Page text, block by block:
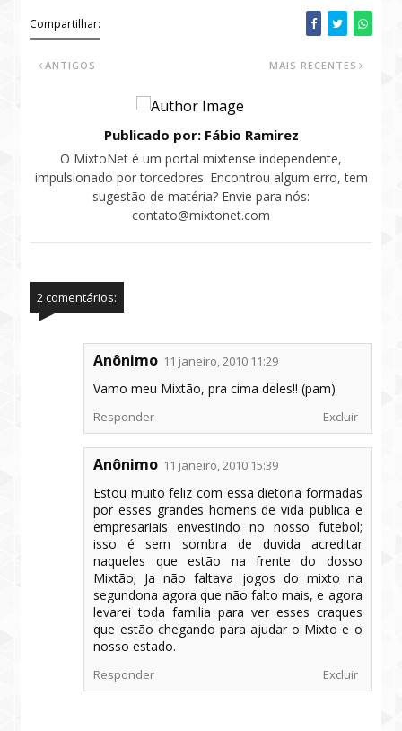
Compartilhar:
MAIS RECENTES
ANTIGOS
Publicado por: Fábio Ramirez
O MixtoNet é um portal mixtense independente,
impulsionado por torcedores. Encontrou algum erro, tem
sugestão de matéria? Envie para nós:
contato@mixtonet.com
2 comentários:
Anônimo 11 janeiro, 2010 11:29
Vamo meu Mixtão, pra cima deles!! (pam)
Responder Excluir
Anônimo 11 janeiro, 2010 15:39
Estou muito feliz com essa dietoria formadas
por esses grandes homens de vida publica e
empresariais envestindo no nosso futebol;
isso é sem sombra de duvida acreditar
naqueles que estão na frente do dosso
Mixtão; Ja não faltava jogos do mixto na
segundona agora que não falto mais, e agora
levarei toda familia para ver esses craques
que estão chegando para ajudar o Mixto e o
nosso estado.
Responder Excluir